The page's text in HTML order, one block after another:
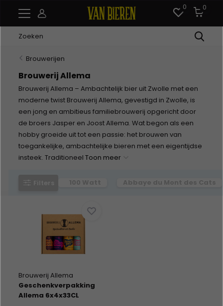
0 0
Brouwerijen
Brouwerij Allema
Brouwerij Allema – Ambachtelijk bier uit Zwolle met een
moderne twist Brouwerij Allema, gevestigd in Zwolle, is
een jong en ambitieus familiebrouwerij opgericht door
de broers Jasper en Joost Allema. Wat begon als een
hobby groeide uit tot een passie: het brouwen van
toegankelijke, ambachtelijke bieren met een eigentijdse
insteek. TraditioneelToon meer
Brouwerij Allema
Geschenkverpakking
Allema 6x4x33CL